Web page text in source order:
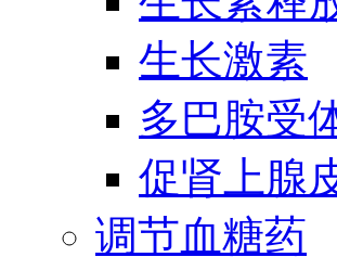
生长激素
多巴胺受
促肾上腺
调节血糖药